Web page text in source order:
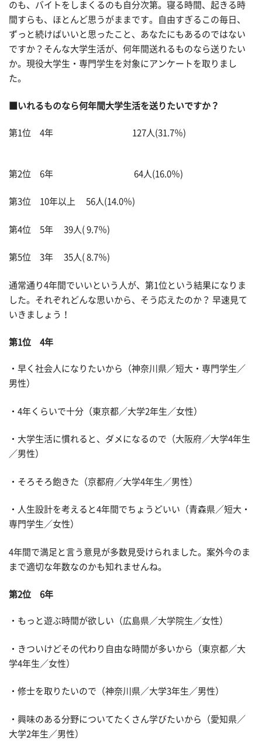
のも、バイトをしまくるのも自分次第。寝る時間、起きる時
間すらも、ほとんど思うがままです。自由すぎるこの毎日、
ずっと続けばいいと思ったこと、あなたにもあるのではない
ですか？そんな大学生活が、何年間送れるものなら送りたい
か。現役大学生・専門学生を対象にアンケートを取りまし
た。
■いれるものなら何年間大学生活を送りたいですか？
第1位 4年 127人(31.7％)
第2位 6年 64人(16.0％)
第3位 10年以上 56人(14.0％)
第4位 5年 39人( 9.7％)
第5位 3年 35人( 8.7％)
通常通り4年間でいいという人が、第1位という結果になりま
した。それぞれどんな思いから、そう応えたのか？ 早速見て
いきましょう！
第1位 4年
・早く社会人になりたいから（神奈川県／短大・専門学生／
男性）
・4年くらいで十分（東京都／大学2年生／女性）
・大学生活に慣れると、ダメになるので（大阪府／大学4年生
／男性）
・そろそろ飽きた（京都府／大学4年生／男性）
・人生設計を考えると4年間でちょうどいい（青森県／短大・
専門学生／女性）
4年間で満足と言う意見が多数見受けられました。案外今のま
まで適切な年数なのかも知れませんね。
第2位 6年
・もっと遊ぶ時間が欲しい（広島県／大学院生／女性）
・きついけどその代わり自由な時間が多いから（東京都／大
学4年生／女性）
・修士を取りたいので（神奈川県／大学3年生／男性）
・興味のある分野についてたくさん学びたいから（愛知県／
大学2年生／男性）